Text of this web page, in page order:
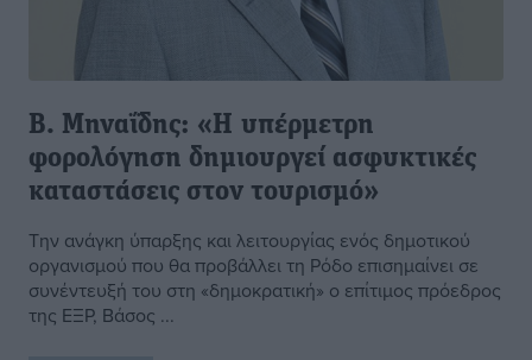
B. Μηναΐδης: «Η υπέρμετρη
φορολόγηση δημιουργεί ασφυκτικές
καταστάσεις στον τουρισμό»
Την ανάγκη ύπαρξης και λειτουργίας ενός δημοτικού
οργανισμού που θα προβάλλει τη Ρόδο επισημαίνει σε
συνέντευξή του στη «δημοκρατική» ο επίτιμος πρόεδρος
της ΕΞΡ, Βάσος ...